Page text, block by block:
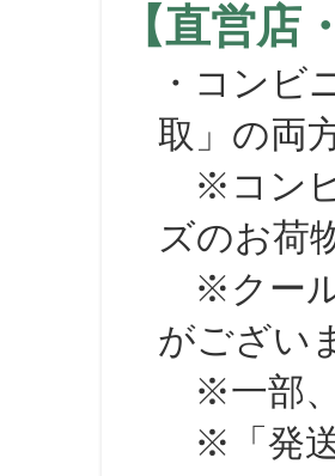
【直営店
・コンビ
取」の両
※コンビ
ズのお荷
※クール
がござい
※一部、
※「発送